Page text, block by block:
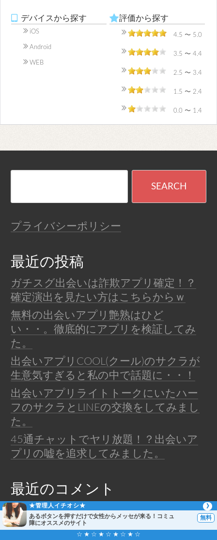
デバイスから探す
iOS
Android
WEB
評価から探す
4.5 〜 5.0
3.5 〜 4.4
2.5 〜 3.4
1.5 〜 2.4
0.0 〜 1.4
★管理人イチオシ★
あるボタンを押すだけで女性からメッセが来る！コミュ
障にオススメのサイト
☆ ★ ☆ ★ ☆ ★ ☆ ★ ☆
プライバシーポリシー
最近の投稿
ガチスグ出会いは詐欺アプリ確定！？
確定演出を見たい方はこちらからｗ
無料の出会いアプリ艶熟はひど
い・・。徹底的にアプリを検証してみ
た。
出会いアプリCOOL(クール)のサクラが
生意気すぎると私の中で話題に・・！
出会いアプリライトトークにいたハー
フのサクラとLINEの交換をしてみまし
た。
45通チャットでヤリ放題！？出会いア
プリの嘘を追求してみました。
最近のコメント
セルフィーチャットアプリのサクラに
禁断の質問をした結果ｗ画像あり
N-